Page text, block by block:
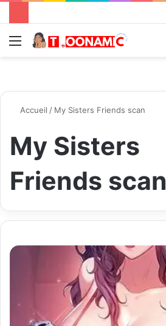
Menu
Accueil / My Sisters Friends scan
My Sisters
Friends scan